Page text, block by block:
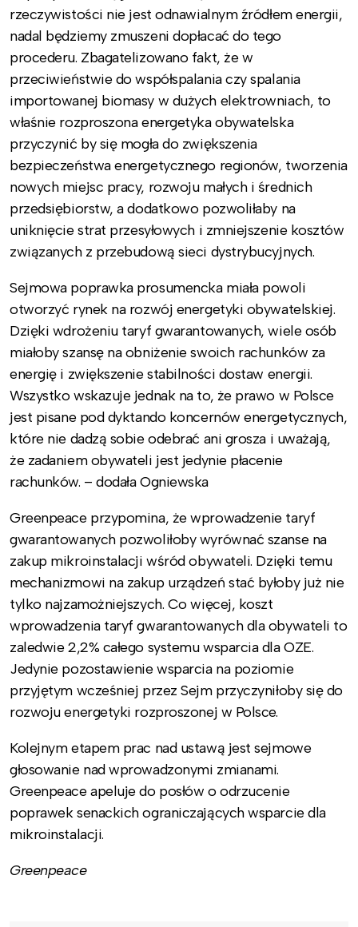
rzeczywistości nie jest odnawialnym źródłem energii,
nadal będziemy zmuszeni dopłacać do tego
procederu. Zbagatelizowano fakt, że w
przeciwieństwie do współspalania czy spalania
importowanej biomasy w dużych elektrowniach, to
właśnie rozproszona energetyka obywatelska
przyczynić by się mogła do zwiększenia
bezpieczeństwa energetycznego regionów, tworzenia
nowych miejsc pracy, rozwoju małych i średnich
przedsiębiorstw, a dodatkowo pozwoliłaby na
uniknięcie strat przesyłowych i zmniejszenie kosztów
związanych z przebudową sieci dystrybucyjnych.
Sejmowa poprawka prosumencka miała powoli
otworzyć rynek na rozwój energetyki obywatelskiej.
Dzięki wdrożeniu taryf gwarantowanych, wiele osób
miałoby szansę na obniżenie swoich rachunków za
energię i zwiększenie stabilności dostaw energii.
Wszystko wskazuje jednak na to, że prawo w Polsce
jest pisane pod dyktando koncernów energetycznych,
które nie dadzą sobie odebrać ani grosza i uważają,
że zadaniem obywateli jest jedynie płacenie
rachunków. – dodała Ogniewska
Greenpeace przypomina, że wprowadzenie taryf
gwarantowanych pozwoliłoby wyrównać szanse na
zakup mikroinstalacji wśród obywateli. Dzięki temu
mechanizmowi na zakup urządzeń stać byłoby już nie
tylko najzamożniejszych. Co więcej, koszt
wprowadzenia taryf gwarantowanych dla obywateli to
zaledwie 2,2% całego systemu wsparcia dla OZE.
Jedynie pozostawienie wsparcia na poziomie
przyjętym wcześniej przez Sejm przyczyniłoby się do
rozwoju energetyki rozproszonej w Polsce.
Kolejnym etapem prac nad ustawą jest sejmowe
głosowanie nad wprowadzonymi zmianami.
Greenpeace apeluje do posłów o odrzucenie
poprawek senackich ograniczających wsparcie dla
mikroinstalacji.
Greenpeace